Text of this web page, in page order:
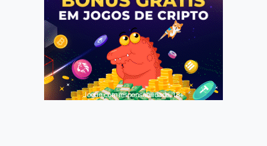
Jogue com responsabilidade. 18+